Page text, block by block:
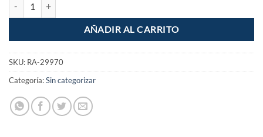
AÑADIR AL CARRITO
SKU: RA-29970
Categoría:Sin categorizar